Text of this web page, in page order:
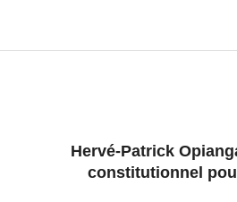
Hervé-Patrick
constitutionnel